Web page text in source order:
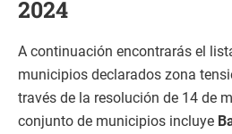
2024
A continuación encontrarás el
municipios declarados zona
través de la resolución de 14 de
conjunto de municipios incluye